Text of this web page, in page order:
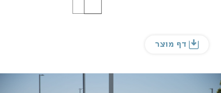
דף מוצר